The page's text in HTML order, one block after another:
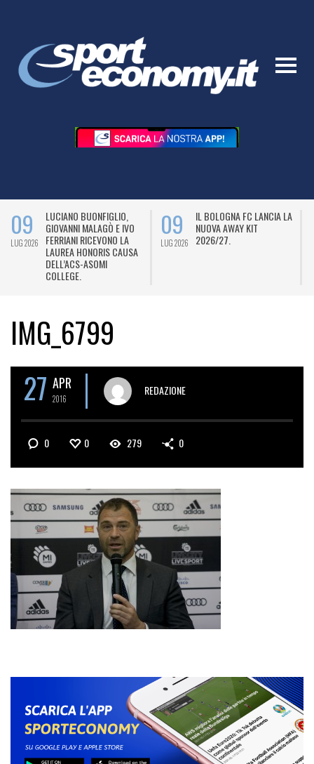
09
LUG 2026
LUCIANO BUONFIGLIO,
GIOVANNI MALAGÒ E IVO
FERRIANI RICEVONO LA
LAUREA HONORIS CAUSA
DELL’ACS-ASOMI
COLLEGE.
09
LUG 2026
IL BOLOGNA FC LANCIA LA
NUOVA AWAY KIT
2026/27.
IMG_6799
27 APR
2016
REDAZIONE
0 0 279 0